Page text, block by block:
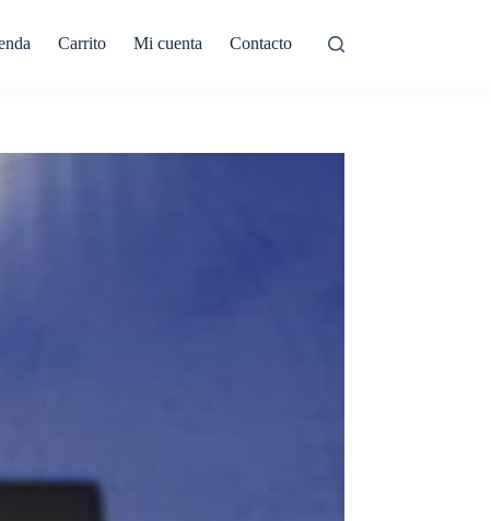
Carrito Mi cuenta Contacto